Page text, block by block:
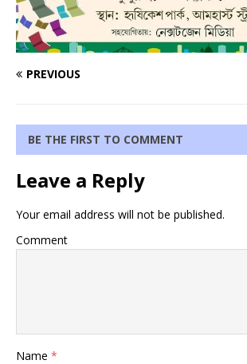
PREVIOUS
BE THE FIRST TO COMMENT
Leave a Reply
Your email address will not be published.
Comment
Name *